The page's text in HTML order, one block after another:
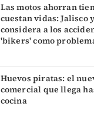
Las motos ahorran
cuestan vidas: Jalisco
considera a los
'bikers' como
Huevos piratas: el
comercial que llega
cocina